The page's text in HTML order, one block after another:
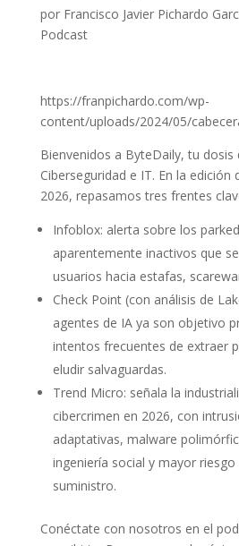
por Francisco Javier Pichardo
Podcast
https://franpichardo.com/wp-
content/uploads/2024/05/
Bienvenidos a ByteDaily, tu dosis
Ciberseguridad e IT. En la edición
2026, repasamos tres frentes
Infoblox: alerta sobre los
aparentemente inactivos que
usuarios hacia estafas,
Check Point (con análisis de
agentes de IA ya son objetivo
intentos frecuentes de extraer
eludir salvaguardas.
Trend Micro: señala la
cibercrimen en 2026, con
adaptativas, malware
ingeniería social y mayor riesgo
suministro.
Conéctate con nosotros en el